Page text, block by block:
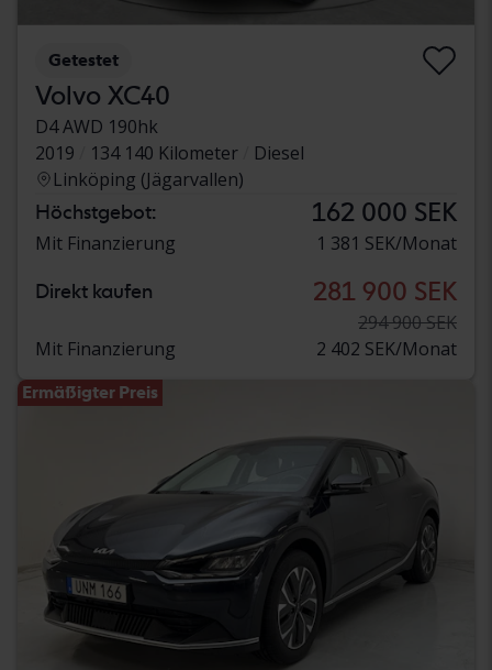
Getestet
Volvo XC40
D4 AWD 190hk
2019
134 140 Kilometer
Diesel
Linköping (Jägarvallen)
Höchstgebot: 162 000 SEK
Mit Finanzierung 1 381 SEK/Monat
Direkt kaufen 281 900 SEK
294 900 SEK
Mit Finanzierung
2 402 SEK/Monat
Ermäßigter Preis